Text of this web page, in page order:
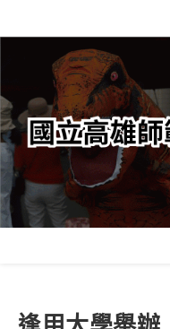
轉
要
內
容